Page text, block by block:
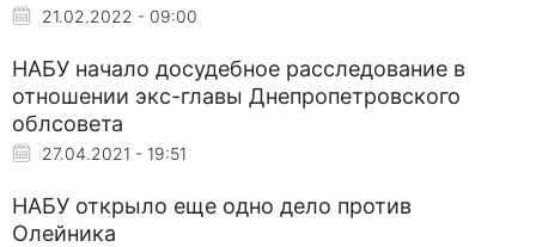
21.02.2022 - 09:00
НАБУ начало досудебное расследование в
отношении экс-главы Днепропетровского
облсовета
27.04.2021 - 19:51
НАБУ открыло еще одно дело против
Олейника